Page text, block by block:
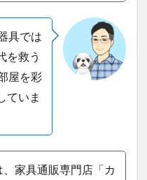
具では
を救う
屋を彩
ていま
、家具通販専門店「カ